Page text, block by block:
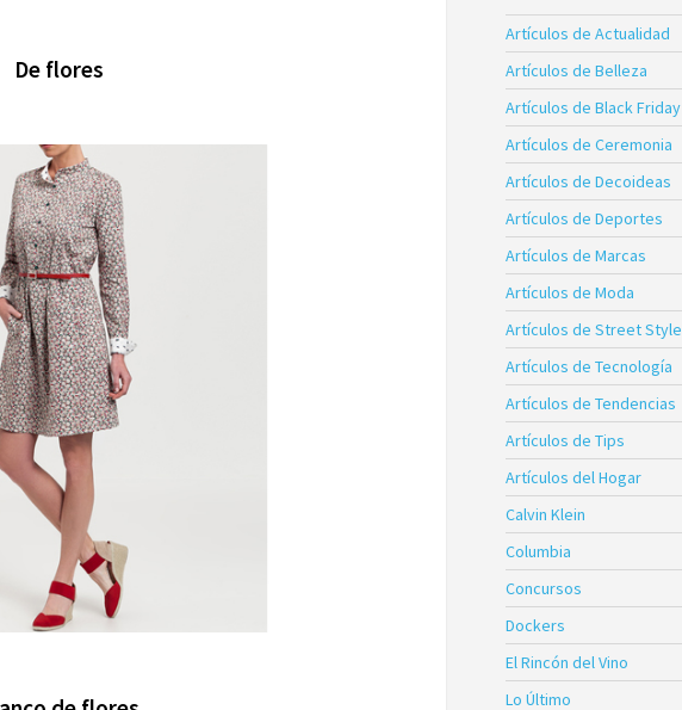
De flores
Artículos de Actualidad
Artículos de Belleza
Artículos de Black Friday
Artículos de Ceremonia
Artículos de Decoideas
Artículos de Deportes
Artículos de Marcas
Artículos de Moda
Artículos de Street Style
Artículos de Tecnología
Artículos de Tendencias
Artículos de Tips
Artículos del Hogar
Calvin Klein
Columbia
Concursos
Dockers
El Rincón del Vino
Lo Último